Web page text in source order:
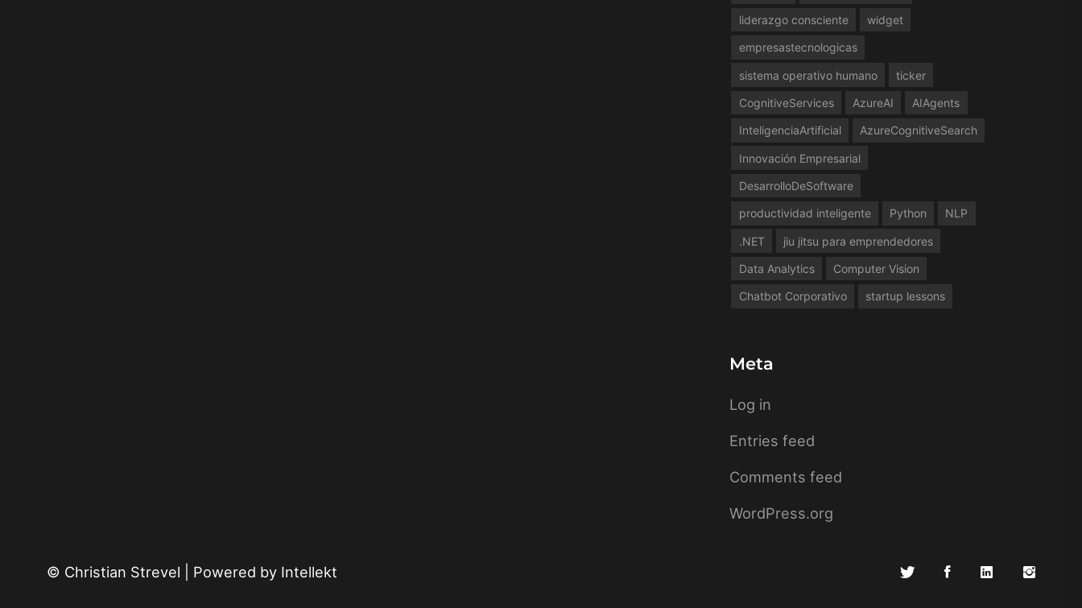
liderazgo consciente widget
empresastecnologicas
sistema operativo humano ticker
CognitiveServices AzureAI AIAgents
InteligenciaArtificial AzureCognitiveSearch
Innovación Empresarial
DesarrolloDeSoftware
productividad inteligente Python NLP
.NET jiu jitsu para emprendedores
Data Analytics Computer Vision
Chatbot Corporativo startup lessons
Meta
Log in
Entries feed
Comments feed
WordPress.org
© Christian Strevel | Powered by Intellekt